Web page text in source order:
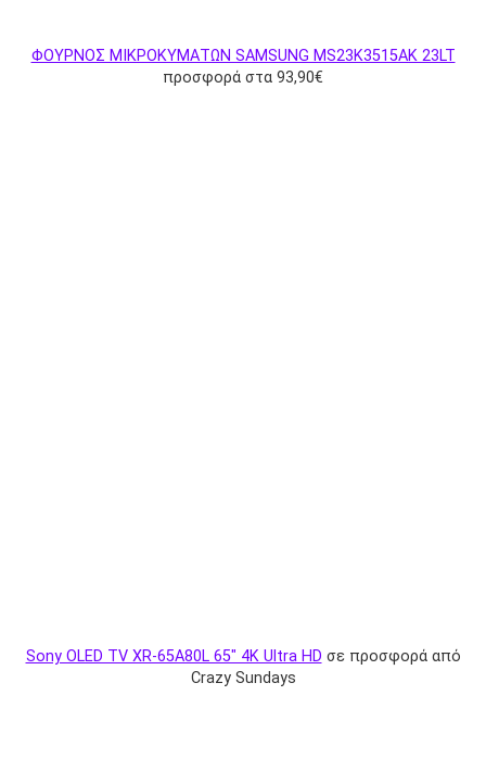
ΦΟΥΡΝΟΣ ΜΙΚΡΟΚΥΜΑΤΩΝ SAMSUNG MS23K3515AK 23LT
προσφορά στα 93,90€
Sony OLED TV XR-65A80L 65″ 4Κ Ultra HD σε προσφορά από
Crazy Sundays